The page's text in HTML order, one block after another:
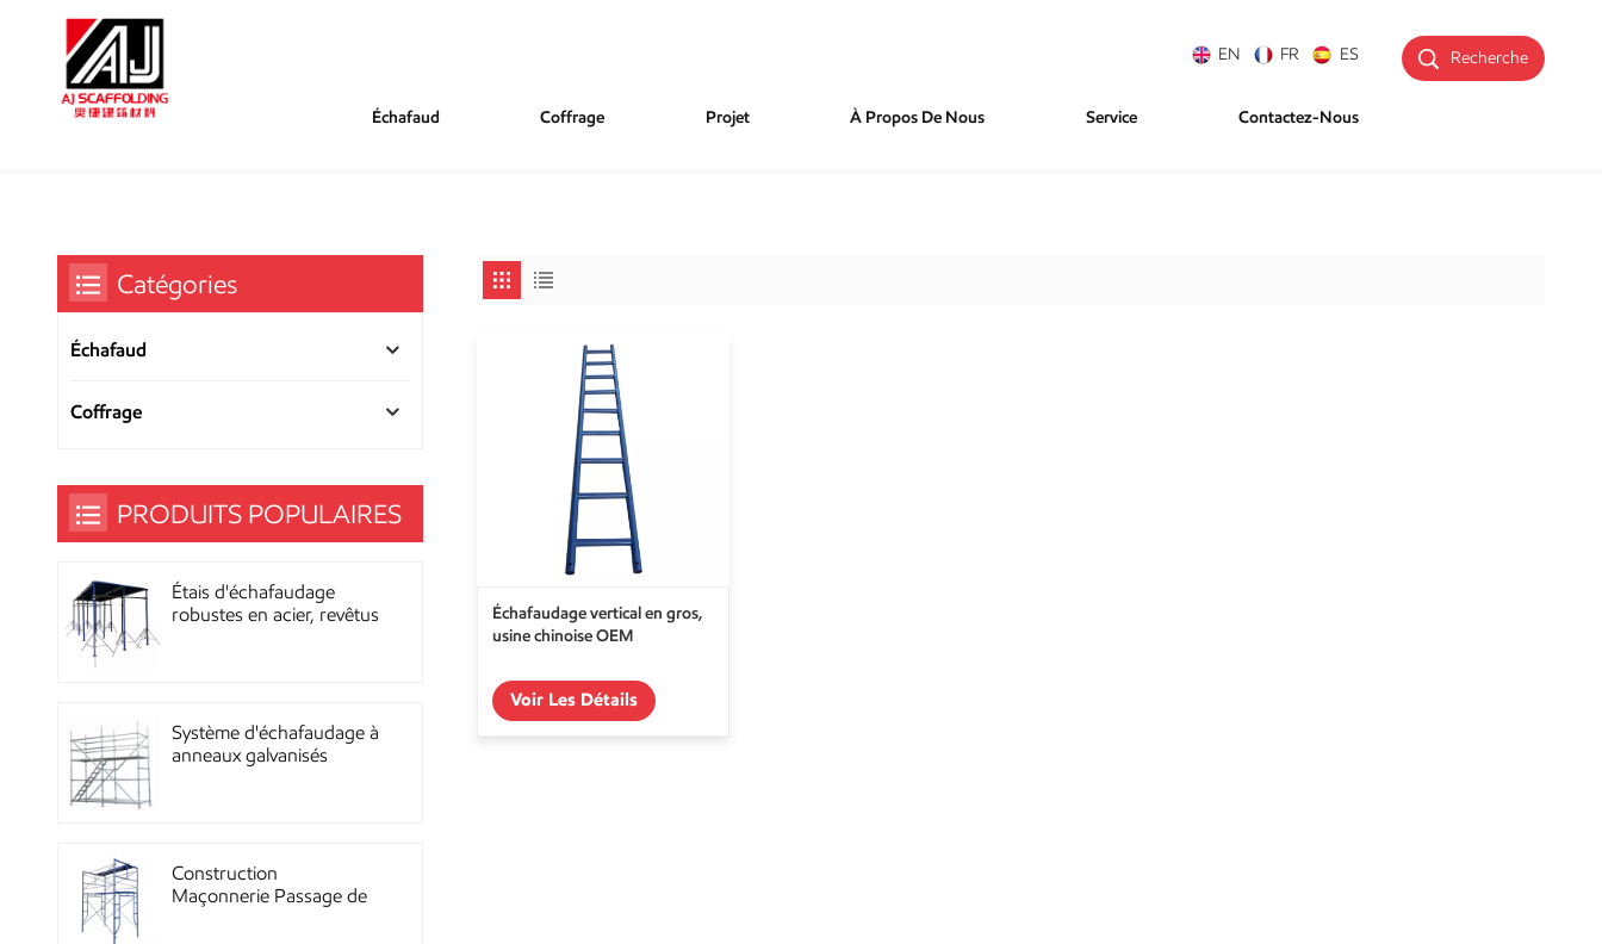
Recherche
EN FR ES
Échafaud Coffrage Projet À Propos De Nous Service Contactez-Nous
Échafaudage vertical en gros,
usine chinoise OEM
Voir Les Détails
Catégories
Échafaud
Coffrage
PRODUITS POPULAIRES
Étais d'échafaudage
robustes en acier, revêtus
Système d'échafaudage à
anneaux galvanisés
Construction
Maçonnerie Passage de